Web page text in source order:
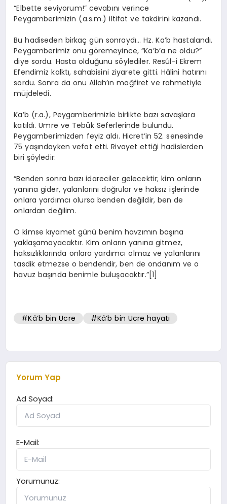
“Elbette seviyorum!” cevabını verince
Peygamberimizin (a.s.m.) iltifat ve takdirini kazandı.
Bu hadiseden birkaç gün sonraydı… Hz. Ka’b hastalandı.
Peygamberi­miz onu göre­meyince, “Ka’b’a ne oldu?”
diye sordu. Hasta olduğunu söylediler. Resûl-i Ekrem
Efendimiz kalktı, sahabisini ziyarete gitti. Hâlini hatırını
sordu. Sonra da onu Allah’ın mağfiret ve rahmetiyle
müjdeledi.
Ka’b (r.a.), Peygamberimizle birlikte bazı savaşlara
katıldı. Umre ve Tebük Seferlerinde bulundu.
Peygamberimizden feyiz aldı. Hicret’in 52. se­nesinde
75 yaşındayken vefat etti. Rivayet ettiği hadislerden
biri şöyledir:
“Benden sonra bazı idareciler gelecektir; kim onların
yanına gider, yalanları­nı doğrular ve haksız işlerinde
onlara yardımcı olursa benden değildir, ben de
onlardan değilim.
O kimse kıyamet günü benim havzımın başına
yaklaşama­yacaktır. Kim onların yanına gitmez,
haksızlıklarında onlara yardımcı olmaz ve yalanlarını
tasdik etmezse o bendendir, ben de ondanım ve o
havuz başında be­nimle buluşacaktır.”[1]
#Kâ’b bin Ucre #Kâ’b bin Ucre hayatı
Yorum Yap
Ad Soyad:
E-Mail:
Yorumunuz: